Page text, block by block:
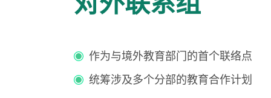
作为与境外教育部门的首个联络点
统筹涉及多个分部的教育合作计划